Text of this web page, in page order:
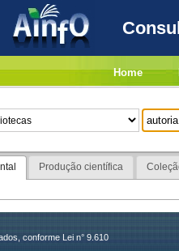
Home
Produção científica
conforme Lei n° 9.610